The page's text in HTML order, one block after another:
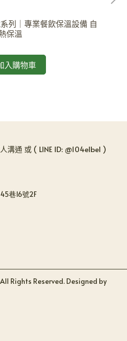
列｜專業餐飲保溫設備 自
保溫
入購物車
溝通 或 ( LINE ID: @104elbel )
巷16號2F
All Rights Reserved. Designed by